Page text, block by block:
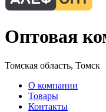
Оптовая
Томская область, Томск
О компании
Товары
Контакты